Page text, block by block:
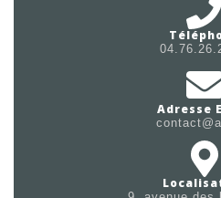
Adresse